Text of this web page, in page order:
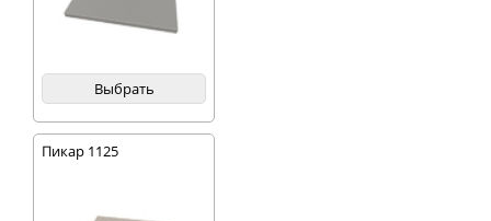
Выбрать
Пикар 1125